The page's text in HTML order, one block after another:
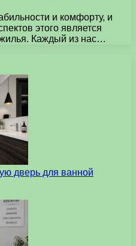
и комфорту, и
этого является
Каждый из нас…
дверь для ванной